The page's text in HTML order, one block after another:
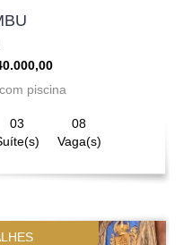
piscina
03
08
Vaga(s)